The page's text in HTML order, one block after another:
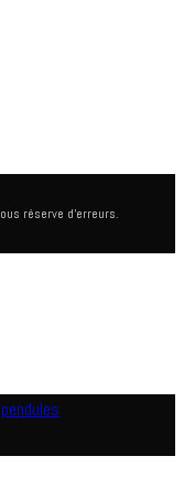
réserve d'erreurs.